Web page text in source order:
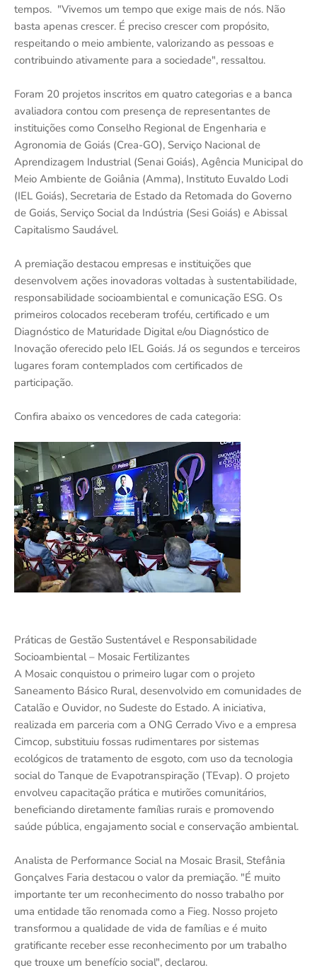
tempos. "Vivemos um tempo que exige mais de nós. Não
basta apenas crescer. É preciso crescer com propósito,
respeitando o meio ambiente, valorizando as pessoas e
contribuindo ativamente para a sociedade", ressaltou.
Foram 20 projetos inscritos em quatro categorias e a banca
avaliadora contou com presença de representantes de
instituições como Conselho Regional de Engenharia e
Agronomia de Goiás (Crea-GO), Serviço Nacional de
Aprendizagem Industrial (Senai Goiás), Agência Municipal do
Meio Ambiente de Goiânia (Amma), Instituto Euvaldo Lodi
(IEL Goiás), Secretaria de Estado da Retomada do Governo
de Goiás, Serviço Social da Indústria (Sesi Goiás) e Abissal
Capitalismo Saudável.
A premiação destacou empresas e instituições que
desenvolvem ações inovadoras voltadas à sustentabilidade,
responsabilidade socioambiental e comunicação ESG. Os
primeiros colocados receberam troféu, certificado e um
Diagnóstico de Maturidade Digital e/ou Diagnóstico de
Inovação oferecido pelo IEL Goiás. Já os segundos e terceiros
lugares foram contemplados com certificados de
participação.
Confira abaixo os vencedores de cada categoria:
Práticas de Gestão Sustentável e Responsabilidade
Socioambiental – Mosaic Fertilizantes
A Mosaic conquistou o primeiro lugar com o projeto
Saneamento Básico Rural, desenvolvido em comunidades de
Catalão e Ouvidor, no Sudeste do Estado. A iniciativa,
realizada em parceria com a ONG Cerrado Vivo e a empresa
Cimcop, substituiu fossas rudimentares por sistemas
ecológicos de tratamento de esgoto, com uso da tecnologia
social do Tanque de Evapotranspiração (TEvap). O projeto
envolveu capacitação prática e mutirões comunitários,
beneficiando diretamente famílias rurais e promovendo
saúde pública, engajamento social e conservação ambiental.
Analista de Performance Social na Mosaic Brasil, Stefânia
Gonçalves Faria destacou o valor da premiação. "É muito
importante ter um reconhecimento do nosso trabalho por
uma entidade tão renomada como a Fieg. Nosso projeto
transformou a qualidade de vida de famílias e é muito
gratificante receber esse reconhecimento por um trabalho
que trouxe um benefício social", declarou.